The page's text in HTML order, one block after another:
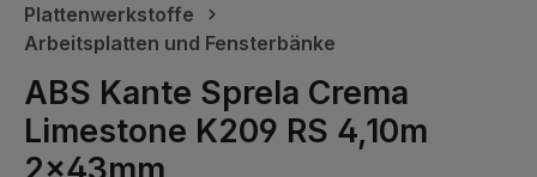
Plattenwerkstoffe
Arbeitsplatten und Fensterbänke
ABS Kante Sprela Crema
Limestone K209 RS 4,10m